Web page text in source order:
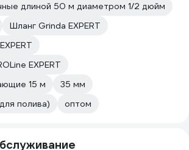
длиной 50 м диаметром 1/2 дюйм
Шланг Grinda EXPERT
EXPERT
15 м
35 мм
полива)
оптом